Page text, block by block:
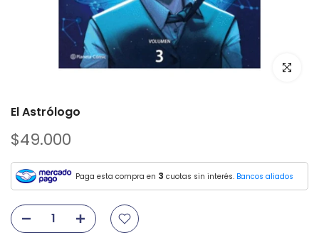
El Astrólogo
$49.000
Paga esta compra en 3 cuotas sin interés. Bancos aliados